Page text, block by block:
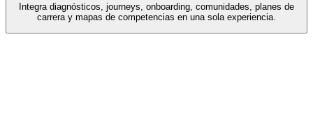
Integra diagnósticos, journeys, onboarding, comunidades, planes de
carrera y mapas de competencias en una sola experiencia.